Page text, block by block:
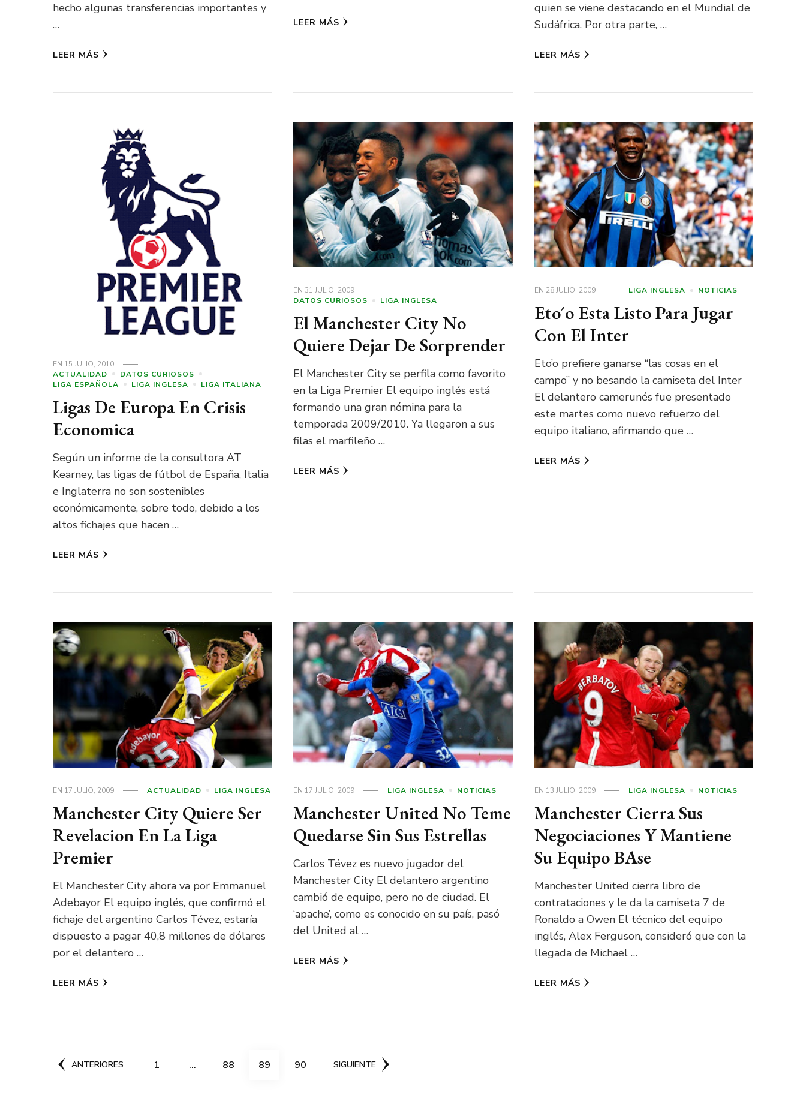
hecho algunas transferencias importantes y
…
LEER MÁS
LEER MÁS
quien se viene destacando en el Mundial de
Sudáfrica. Por otra parte, …
LEER MÁS
EN 15 JULIO, 2010
ACTUALIDAD
DATOS CURIOSOS
LIGA ESPAÑOLA
LIGA INGLESA LIGA ITALIANA
Ligas De Europa En Crisis
Economica
Según un informe de la consultora AT
Kearney, las ligas de fútbol de España, Italia
e Inglaterra no son sostenibles
económicamente, sobre todo, debido a los
altos fichajes que hacen …
LEER MÁS
EN 31 JULIO, 2009
DATOS CURIOSOS
LIGA INGLESA
El Manchester City No
Quiere Dejar De Sorprender
El Manchester City se perfila como favorito
en la Liga Premier El equipo inglés está
formando una gran nómina para la
temporada 2009/2010. Ya llegaron a sus
filas el marfileño …
LEER MÁS
EN 28 JULIO, 2009 LIGA INGLESA NOTICIAS
Eto´o Esta Listo Para Jugar
Con El Inter
Eto’o prefiere ganarse “las cosas en el
campo” y no besando la camiseta del Inter
El delantero camerunés fue presentado
este martes como nuevo refuerzo del
equipo italiano, afirmando que …
LEER MÁS
EN 17 JULIO, 2009 ACTUALIDAD LIGA INGLESA
Manchester City Quiere Ser
Revelacion En La Liga
Premier
El Manchester City ahora va por Emmanuel
Adebayor El equipo inglés, que confirmó el
fichaje del argentino Carlos Tévez, estaría
dispuesto a pagar 40,8 millones de dólares
por el delantero …
LEER MÁS
EN 17 JULIO, 2009 LIGA INGLESA NOTICIAS
Manchester United No Teme
Quedarse Sin Sus Estrellas
Carlos Tévez es nuevo jugador del
Manchester City El delantero argentino
cambió de equipo, pero no de ciudad. El
‘apache’, como es conocido en su país, pasó
del United al …
LEER MÁS
EN 13 JULIO, 2009 LIGA INGLESA NOTICIAS
Manchester Cierra Sus
Negociaciones Y Mantiene
Su Equipo BAse
Manchester United cierra libro de
contrataciones y le da la camiseta 7 de
Ronaldo a Owen El técnico del equipo
inglés, Alex Ferguson, consideró que con la
llegada de Michael …
LEER MÁS
Paginación
ANTERIORES PÁGINA
1 … PÁGINA
88 PÁGINA
89 PÁGINA
90 SIGUIENTE